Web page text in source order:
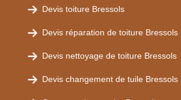
Devis toiture Bressols
Devis réparation de toiture Bressols
Devis nettoyage de toiture Bressols
Devis changement de tuile Bressols